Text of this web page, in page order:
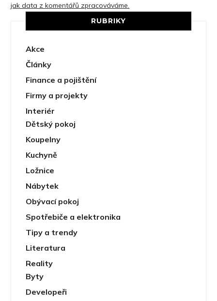
jak data z komentářů zpracováváme.
RUBRIKY
Akce
Články
Finance a pojištění
Firmy a projekty
Interiér
Dětský pokoj
Koupelny
Kuchyně
Ložnice
Nábytek
Obývací pokoj
Spotřebiče a elektronika
Tipy a trendy
Literatura
Reality
Byty
Developeři